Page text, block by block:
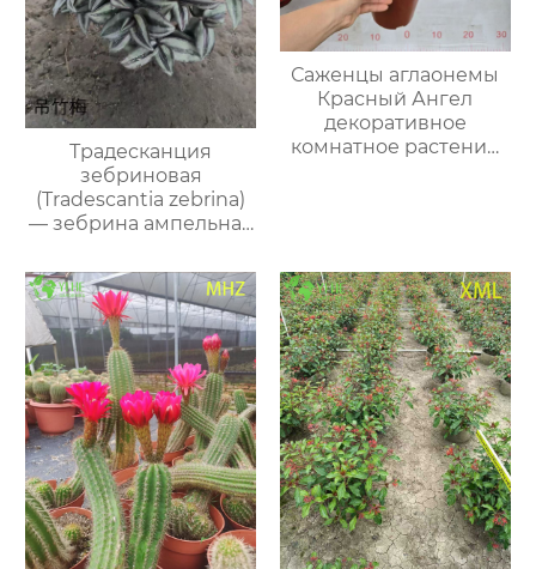
Традесканция
зебриновая
(Tradescantia zebrina)
— зебрина ампельная
пурпурная
очищающая
Саженцы аглаонемы
Красный Ангел
декоративное
комнатное растение